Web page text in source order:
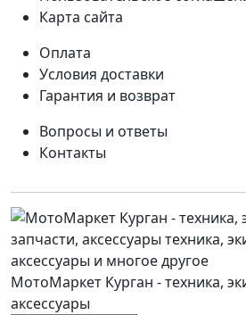
Карта сайта
Оплата
Условия доставки
Гарантия и возврат
Вопросы и ответы
Контакты
МотоМаркет Курган - техника,
аксессуары